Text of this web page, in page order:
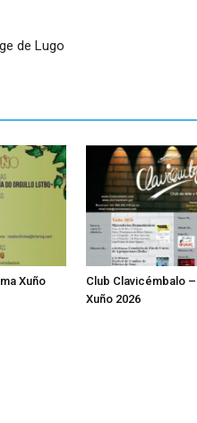
de Lugo
Xuño
Club Clavicémbalo
Xuño 2026